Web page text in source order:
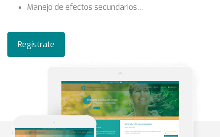
Manejo de efectos secundarios…
Regístrate